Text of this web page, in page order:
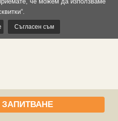
ЗАПИТВАНЕ
Съгласен съм